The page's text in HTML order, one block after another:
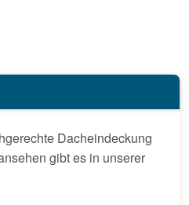
Dacheindeckung
gibt es in unserer